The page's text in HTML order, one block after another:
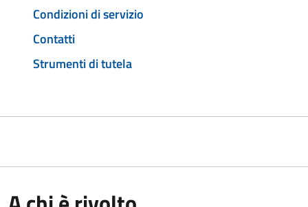
Condizioni di servizio
Contatti
Strumenti di tutela